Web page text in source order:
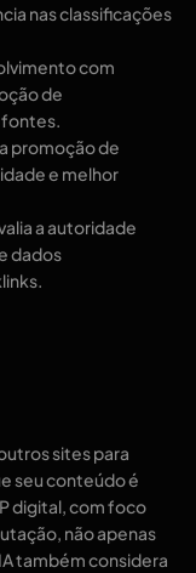
nas classificações
com
de
fontes.
promoção de
e melhor
a autoridade
dados
sites para
seu conteúdo é
digital, com foco
não apenas
também considera